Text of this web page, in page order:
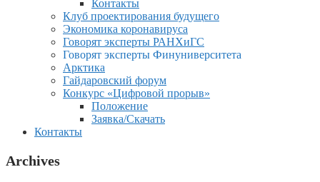
Контакты
Клуб проектирования будущего
Экономика коронавируса
Говорят эксперты РАНХиГС
Говорят эксперты Финуниверситета
Арктика
Гайдаровский форум
Конкурс «Цифровой прорыв»
Положение
Заявка/Скачать
Контакты
Archives